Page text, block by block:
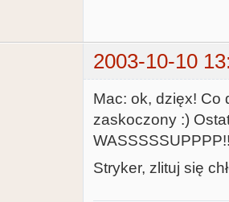
2003-10-10
Mac: ok, dzięx! Co
zaskoczony :)
Stryker, zlituj się